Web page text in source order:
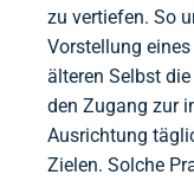
zu vertiefen. So
Vorstellung
älteren Selbst
den Zugang zur
Ausrichtung
Zielen. Solche